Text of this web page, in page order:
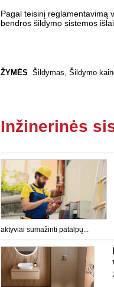
Pagal teisinį reglamentavimą
bendros šildymo sistemos
ŽYMĖS Šildymas, Šildymo
Inžinerinės
aktyviai sumažinti patalpų...